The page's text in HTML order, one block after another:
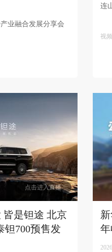
业融合发展分享会
连
视频
点击进入直播
皆是钽途 北京
钽700预售发